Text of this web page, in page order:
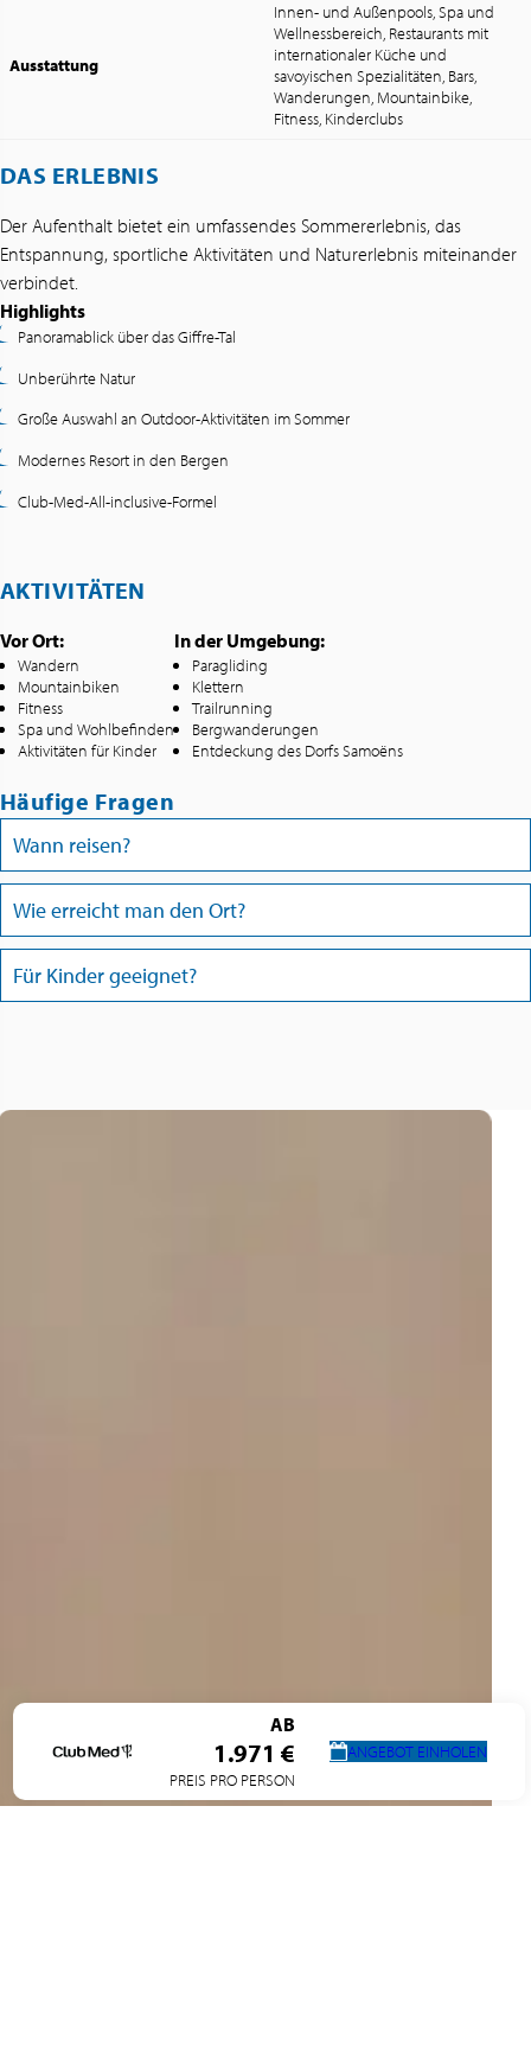
AB
1.971 €
PREIS PRO PERSON
ANGEBOT EINHOLEN
Ausstattung
Innen- und Außenpools, Spa und
Wellnessbereich, Restaurants mit
internationaler Küche und
savoyischen Spezialitäten, Bars,
Wanderungen, Mountainbike,
Fitness, Kinderclubs
DAS ERLEBNIS
Der Aufenthalt bietet ein umfassendes Sommererlebnis, das
Entspannung, sportliche Aktivitäten und Naturerlebnis miteinander
verbindet.
Highlights
Panoramablick über das Giffre-Tal
Unberührte Natur
Große Auswahl an Outdoor-Aktivitäten im Sommer
Modernes Resort in den Bergen
Club-Med-All-inclusive-Formel
AKTIVITÄTEN
Vor Ort:
Wandern
Mountainbiken
Fitness
Spa und Wohlbefinden
Aktivitäten für Kinder
In der Umgebung:
Paragliding
Klettern
Trailrunning
Bergwanderungen
Entdeckung des Dorfs Samoëns
Häufige Fragen
Wann reisen?
Wie erreicht man den Ort?
Für Kinder geeignet?